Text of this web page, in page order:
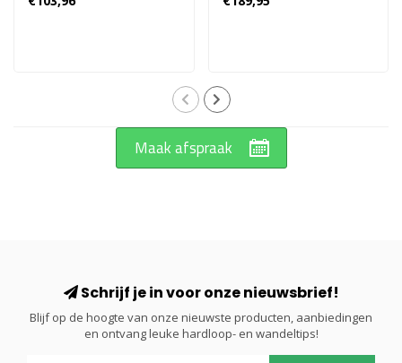
Maak afspraak
Schrijf je in voor onze nieuwsbrief!
Blijf op de hoogte van onze nieuwste producten, aanbiedingen
en ontvang leuke hardloop- en wandeltips!